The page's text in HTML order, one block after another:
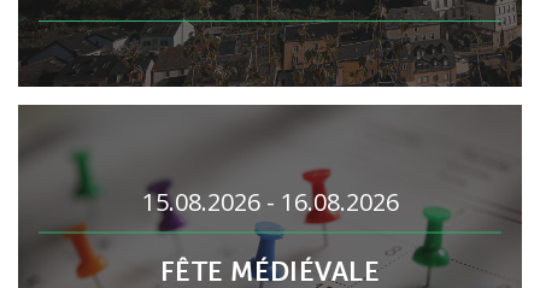
15.08.2026 - 16.08.2026
FÊTE MÉDIÉVALE